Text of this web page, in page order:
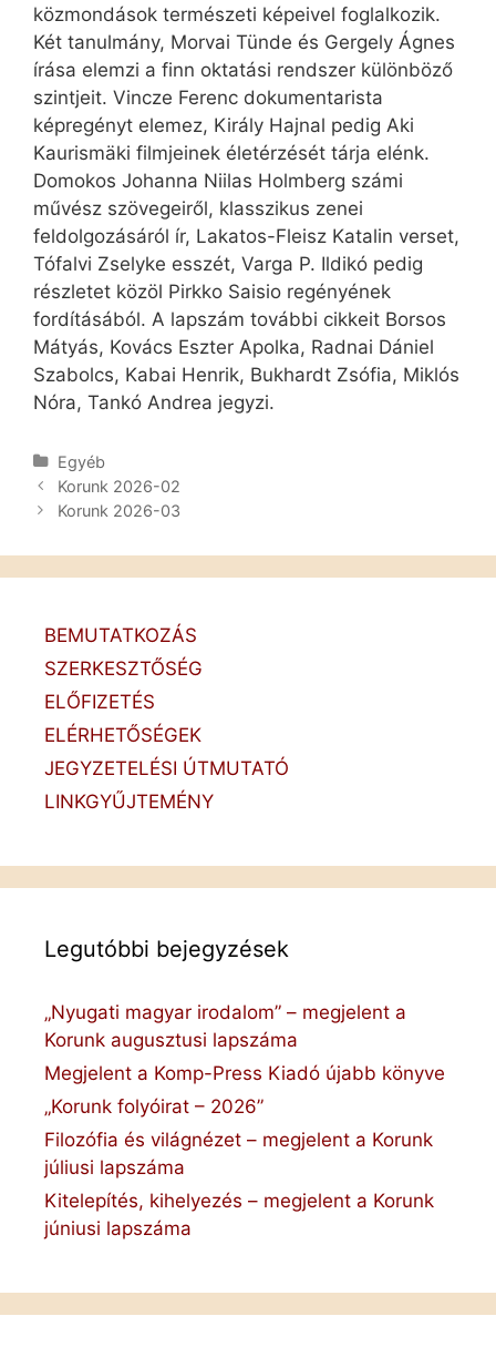
közmondások természeti képeivel foglalkozik.
Két tanulmány, Morvai Tünde és Gergely Ágnes
írása elemzi a finn oktatási rendszer különböző
szintjeit. Vincze Ferenc dokumentarista
képregényt elemez, Király Hajnal pedig Aki
Kaurismäki filmjeinek életérzését tárja elénk.
Domokos Johanna Niilas Holmberg számi
művész szövegeiről, klasszikus zenei
feldolgozásáról ír, Lakatos-Fleisz Katalin verset,
Tófalvi Zselyke esszét, Varga P. Ildikó pedig
részletet közöl Pirkko Saisio regényének
fordításából. A lapszám további cikkeit Borsos
Mátyás, Kovács Eszter Apolka, Radnai Dániel
Szabolcs, Kabai Henrik, Bukhardt Zsófia, Miklós
Nóra, Tankó Andrea jegyzi.
Kategória
Egyéb
Post
navigation
Korunk 2026-02
Korunk 2026-03
BEMUTATKOZÁS
SZERKESZTŐSÉG
ELŐFIZETÉS
ELÉRHETŐSÉGEK
JEGYZETELÉSI ÚTMUTATÓ
LINKGYŰJTEMÉNY
Legutóbbi bejegyzések
„Nyugati magyar irodalom” – megjelent a
Korunk augusztusi lapszáma
Megjelent a Komp-Press Kiadó újabb könyve
„Korunk folyóirat – 2026”
Filozófia és világnézet – megjelent a Korunk
júliusi lapszáma
Kitelepítés, kihelyezés – megjelent a Korunk
júniusi lapszáma